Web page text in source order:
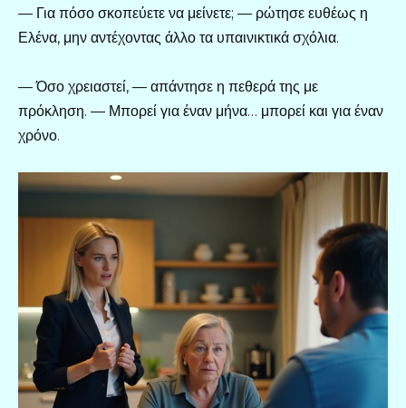
— Για πόσο σκοπεύετε να μείνετε; — ρώτησε ευθέως η
Ελένα, μην αντέχοντας άλλο τα υπαινικτικά σχόλια.
— Όσο χρειαστεί, — απάντησε η πεθερά της με
πρόκληση. — Μπορεί για έναν μήνα… μπορεί και για έναν
χρόνο.